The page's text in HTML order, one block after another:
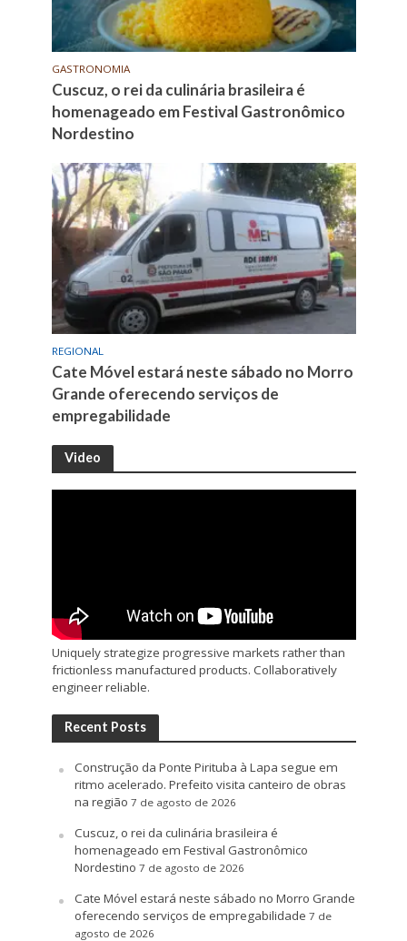
GASTRONOMIA
Cuscuz, o rei da culinária brasileira é
homenageado em Festival Gastronômico
Nordestino
REGIONAL
Cate Móvel estará neste sábado no Morro
Grande oferecendo serviços de
empregabilidade
Video
Uniquely strategize progressive markets rather than
frictionless manufactured products. Collaboratively
engineer reliable.
Recent Posts
Construção da Ponte Pirituba à Lapa segue em
ritmo acelerado. Prefeito visita canteiro de obras
na região 7 de agosto de 2026
Cuscuz, o rei da culinária brasileira é
homenageado em Festival Gastronômico
Nordestino 7 de agosto de 2026
Cate Móvel estará neste sábado no Morro Grande
oferecendo serviços de empregabilidade 7 de
agosto de 2026